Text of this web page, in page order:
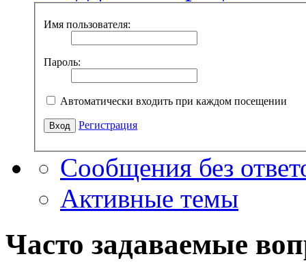
Имя пользователя:
Пароль:
Автоматически входить при каждом посещении
Регистрация
Сообщения без
Активные темы
Часто задаваемые